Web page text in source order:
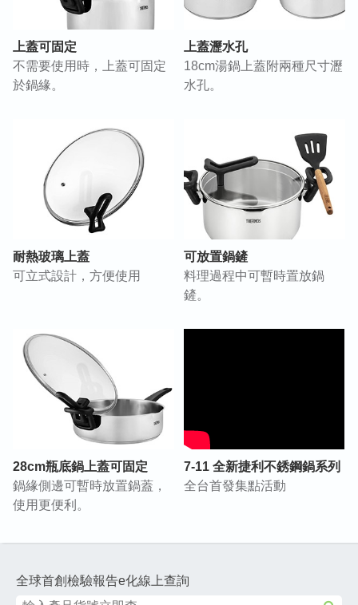
上蓋可固定
不需要使用時，上蓋可固定
於鍋緣。
上蓋瀝水孔
18cm湯鍋上蓋附兩種尺寸瀝
水孔。
耐熱玻璃上蓋
可立式設計，方便使用
可放置鍋鏟
料理過程中可暫時置放鍋
鏟。
28cm瓶底鍋上蓋可固定
鍋緣側邊可暫時放置鍋蓋，
使用更便利。
7-11 全新捷利不銹鋼鍋系列
全台首發集點活動
全球首創檢驗報告e化線上查詢